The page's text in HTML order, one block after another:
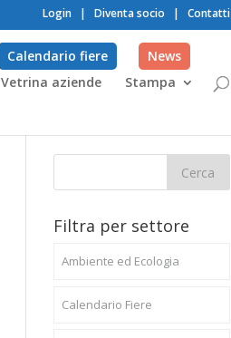
Login | Diventa socio | Contatti
Vetrina aziende Stampa
Calendario fiere News
Filtra per settore
Ambiente ed Ecologia
Calendario Fiere